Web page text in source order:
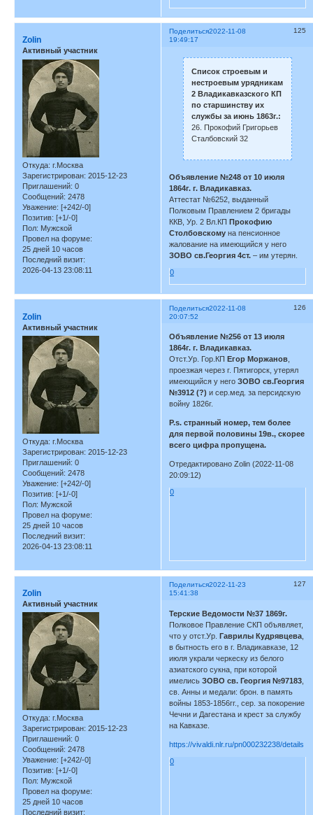
Поделиться 125
2022-11-08
19:49:17
Zolin
Активный участник
Откуда: г.Москва
Зарегистрирован: 2015-12-23
Приглашений: 0
Сообщений: 2478
Уважение: [+242/-0]
Позитив: [+1/-0]
Пол: Мужской
Провел на форуме:
25 дней 10 часов
Последний визит:
2026-04-13 23:08:11
Список строевым и
нестроевым урядникам
2 Владикавказского КП
по старшинству их
службы за июнь 1863г.:
26. Прокофий Григорьев
Сталбовский 32
Объявление №248 от 10 июля
1864г. г. Владикавказ.
Аттестат №6252, выданный
Полковым Правлением 2 бригады
ККВ, Ур. 2 Вл.КППрокофию
Столбовскому на пенсионное
жалование на имеющийся у него
ЗОВО св.Георгия 4ст. – им утерян.
0
Поделиться 126
2022-11-08
20:07:52
Zolin
Активный участник
Откуда: г.Москва
Зарегистрирован: 2015-12-23
Приглашений: 0
Сообщений: 2478
Уважение: [+242/-0]
Позитив: [+1/-0]
Пол: Мужской
Провел на форуме:
25 дней 10 часов
Последний визит:
2026-04-13 23:08:11
Объявление №256 от 13 июля
1864г. г. Владикавказ.
Отст.Ур. Гор.КП Егор Моржанов
проезжая через г. Пятигорск, утерял
имеющийся у негоЗОВО св.Георгия
№3912 (?) и сер.мед. за персидскую
войну 1826г.
P.s. странный номер, тем более
для первой половины 19в., скорее
всего цифра пропущена.
Отредактировано Zolin (2022-11-08
20:09:12)
0
Поделиться 127
2022-11-23
15:41:38
Zolin
Активный участник
Откуда: г.Москва
Зарегистрирован: 2015-12-23
Приглашений: 0
Сообщений: 2478
Уважение: [+242/-0]
Позитив: [+1/-0]
Пол: Мужской
Провел на форуме:
25 дней 10 часов
Последний визит:
Терские Ведомости №37 1869г.
Полковое Правление СКП объявляет,
что у отст.Ур.Гаврилы Кудрявцева
в бытность его в г. Владикавказе, 12
июля украли черкеску из белого
азиатского сукна, при которой
имелисьЗОВО св. Георгия №97183
св. Анны и медали: брон. в память
войны 1853-1856гг., сер. за покорение
Чечни и Дагестана и крест за службу
на Кавказе.
https://vivaldi.nlr.ru/pn000232238/details
0